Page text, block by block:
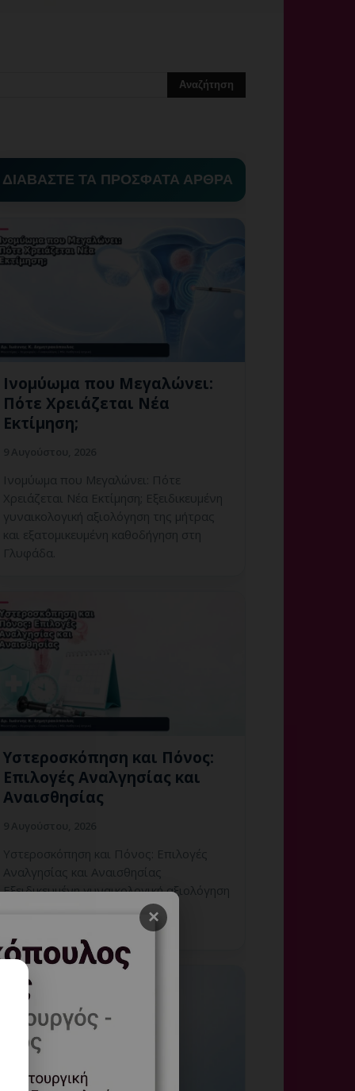
ΔΙΑΒΑΣΤΕ ΤΑ ΠΡΟΣΦΑΤΑ ΑΡΘΡΑ
Ινομύωμα που Μεγαλώνει:
Πότε Χρειάζεται Νέα
Εκτίμηση;
Ινομύωμα που Μεγαλώνει: Πότε
Χρειάζεται Νέα Εκτίμηση; Εξειδικευμένη
γυναικολογική αξιολόγηση της μήτρας
και εξατομικευμένη καθοδήγηση στη
Γλυφάδα.
Υστεροσκόπηση και Πόνος:
Επιλογές Αναλγησίας και
Αναισθησίας
Υστεροσκόπηση και Πόνος: Επιλογές
Αναλγησίας και Αναισθησίας
Εξειδικευμένη γυναικολογική αξιολόγηση
της μήτρας και εξατομικευμένη
καθοδήγηση στη Γλυφάδα.×